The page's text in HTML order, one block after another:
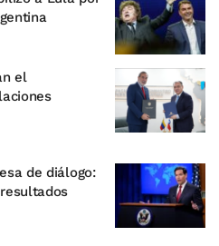
el
de diálogo: